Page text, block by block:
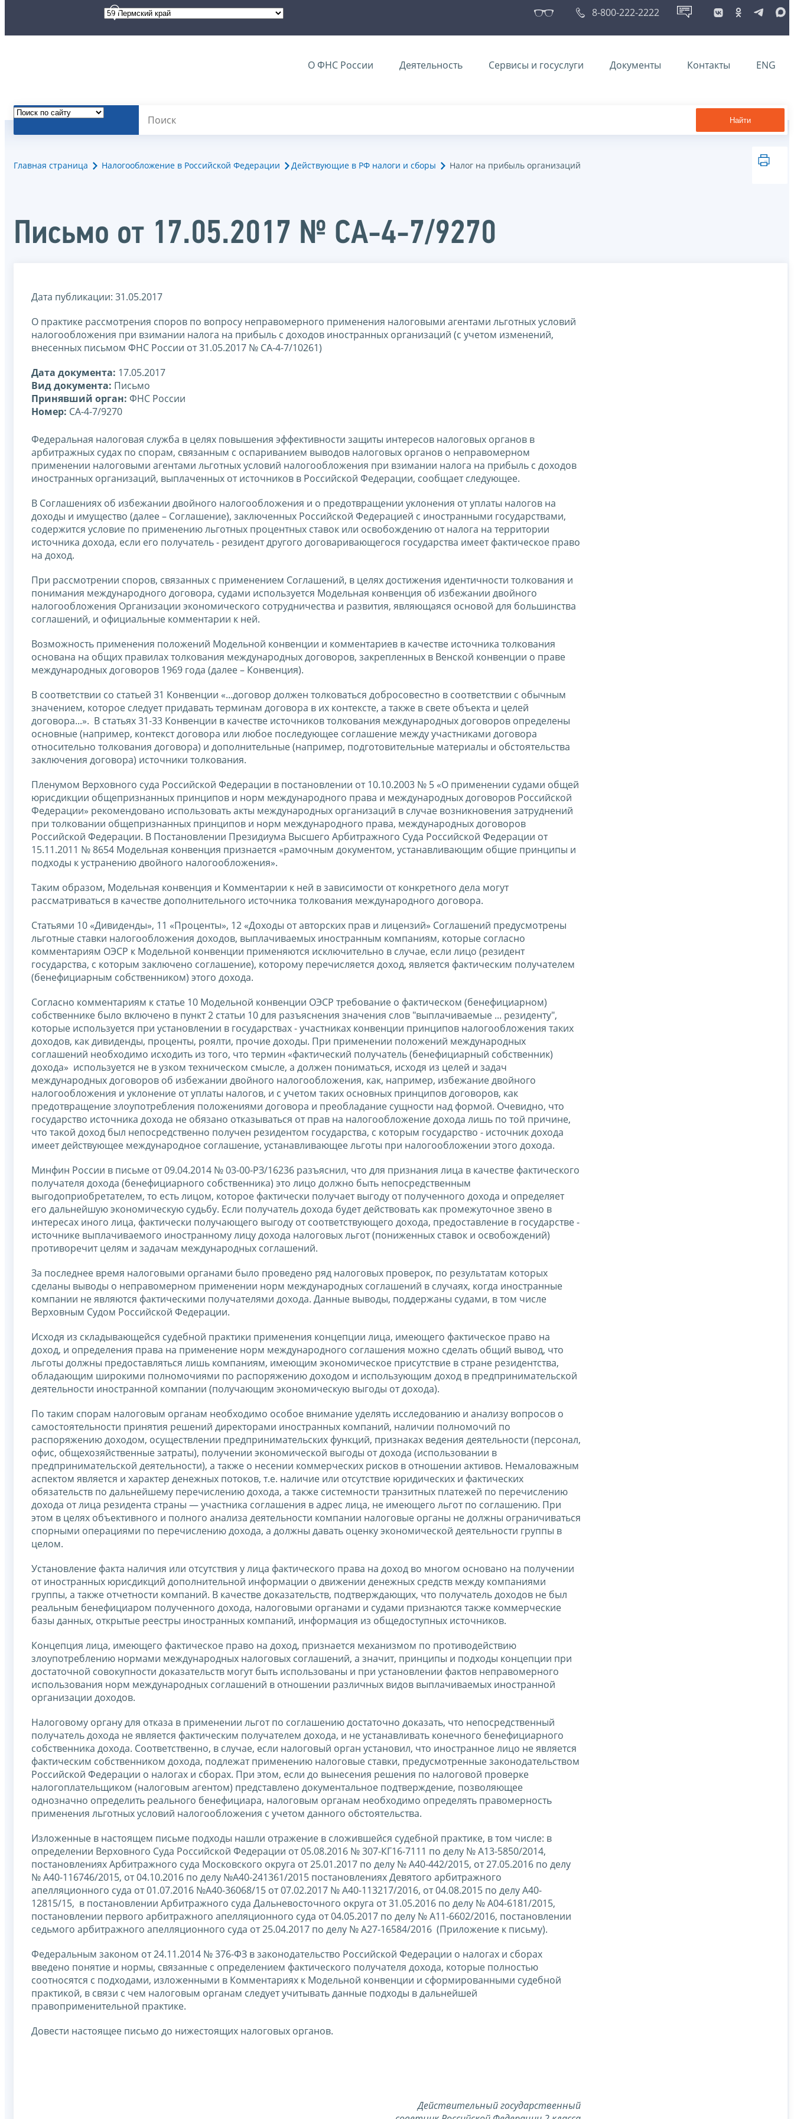
8-800-222-2222
О ФНС России Деятельность Сервисы и госуслуги Документы Контакты ENG
Найти
Главная страница Налогообложение в Российской Федерации Действующие в РФ налоги и сборы Налог на прибыль организаций
Письмо от 17.05.2017 № СА-4-7/9270
Дата публикации: 31.05.2017
О практике рассмотрения споров по вопросу неправомерного применения налоговыми агентами льготных условий
налогообложения при взимании налога на прибыль с доходов иностранных организаций (с учетом изменений,
внесенных письмом ФНС России от 31.05.2017 № СА-4-7/10261)
Дата документа: 17.05.2017
Вид документа: Письмо
Принявший орган: ФНС России
Номер: СА-4-7/9270
Федеральная налоговая служба в целях повышения эффективности защиты интересов налоговых органов в
арбитражных судах по спорам, связанным с оспариванием выводов налоговых органов о неправомерном
применении налоговыми агентами льготных условий налогообложения при взимании налога на прибыль с доходов
иностранных организаций, выплаченных от источников в Российской Федерации, сообщает следующее.
В Соглашениях об избежании двойного налогообложения и о предотвращении уклонения от уплаты налогов на
доходы и имущество (далее – Соглашение), заключенных Российской Федерацией с иностранными государствами,
содержится условие по применению льготных процентных ставок или освобождению от налога на территории
источника дохода, если его получатель - резидент другого договаривающегося государства имеет фактическое право
на доход.
При рассмотрении споров, связанных с применением Соглашений, в целях достижения идентичности толкования и
понимания международного договора, судами используется Модельная конвенция об избежании двойного
налогообложения Организации экономического сотрудничества и развития, являющаяся основой для большинства
соглашений, и официальные комментарии к ней.
Возможность применения положений Модельной конвенции и комментариев в качестве источника толкования
основана на общих правилах толкования международных договоров, закрепленных в Венской конвенции о праве
международных договоров 1969 года (далее – Конвенция).
В соответствии со статьей 31 Конвенции «...договор должен толковаться добросовестно в соответствии с обычным
значением, которое следует придавать терминам договора в их контексте, а также в свете объекта и целей
договора...». В статьях 31-33 Конвенции в качестве источников толкования международных договоров определены
основные (например, контекст договора или любое последующее соглашение между участниками договора
относительно толкования договора) и дополнительные (например, подготовительные материалы и обстоятельства
заключения договора) источники толкования.
Пленумом Верховного суда Российской Федерации в постановлении от 10.10.2003 № 5 «О применении судами общей
юрисдикции общепризнанных принципов и норм международного права и международных договоров Российской
Федерации» рекомендовано использовать акты международных организаций в случае возникновения затруднений
при толковании общепризнанных принципов и норм международного права, международных договоров
Российской Федерации. В Постановлении Президиума Высшего Арбитражного Суда Российской Федерации от
15.11.2011 № 8654 Модельная конвенция признается «рамочным документом, устанавливающим общие принципы и
подходы к устранению двойного налогообложения».
Таким образом, Модельная конвенция и Комментарии к ней в зависимости от конкретного дела могут
рассматриваться в качестве дополнительного источника толкования международного договора.
Статьями 10 «Дивиденды», 11 «Проценты», 12 «Доходы от авторских прав и лицензий» Соглашений предусмотрены
льготные ставки налогообложения доходов, выплачиваемых иностранным компаниям, которые согласно
комментариям ОЭСР к Модельной конвенции применяются исключительно в случае, если лицо (резидент
государства, с которым заключено соглашение), которому перечисляется доход, является фактическим получателем
(бенефициарным собственником) этого дохода.
Согласно комментариям к статье 10 Модельной конвенции ОЭСР требование о фактическом (бенефициарном)
собственнике было включено в пункт 2 статьи 10 для разъяснения значения слов "выплачиваемые ... резиденту",
которые используется при установлении в государствах - участниках конвенции принципов налогообложения таких
доходов, как дивиденды, проценты, роялти, прочие доходы. При применении положений международных
соглашений необходимо исходить из того, что термин «фактический получатель (бенефициарный собственник)
дохода» используется не в узком техническом смысле, а должен пониматься, исходя из целей и задач
международных договоров об избежании двойного налогообложения, как, например, избежание двойного
налогообложения и уклонение от уплаты налогов, и с учетом таких основных принципов договоров, как
предотвращение злоупотребления положениями договора и преобладание сущности над формой. Очевидно, что
государство источника дохода не обязано отказываться от прав на налогообложение дохода лишь по той причине,
что такой доход был непосредственно получен резидентом государства, с которым государство - источник дохода
имеет действующее международное соглашение, устанавливающее льготы при налогообложении этого дохода.
Минфин России в письме от 09.04.2014 № 03-00-РЗ/16236 разъяснил, что для признания лица в качестве фактического
получателя дохода (бенефициарного собственника) это лицо должно быть непосредственным
выгодоприобретателем, то есть лицом, которое фактически получает выгоду от полученного дохода и определяет
его дальнейшую экономическую судьбу. Если получатель дохода будет действовать как промежуточное звено в
интересах иного лица, фактически получающего выгоду от соответствующего дохода, предоставление в государстве -
источнике выплачиваемого иностранному лицу дохода налоговых льгот (пониженных ставок и освобождений)
противоречит целям и задачам международных соглашений.
За последнее время налоговыми органами было проведено ряд налоговых проверок, по результатам которых
сделаны выводы о неправомерном применении норм международных соглашений в случаях, когда иностранные
компании не являются фактическими получателями дохода. Данные выводы, поддержаны судами, в том числе
Верховным Судом Российской Федерации.
Исходя из складывающейся судебной практики применения концепции лица, имеющего фактическое право на
доход, и определения права на применение норм международного соглашения можно сделать общий вывод, что
льготы должны предоставляться лишь компаниям, имеющим экономическое присутствие в стране резидентства,
обладающим широкими полномочиями по распоряжению доходом и использующим доход в предпринимательской
деятельности иностранной компании (получающим экономическую выгоды от дохода).
По таким спорам налоговым органам необходимо особое внимание уделять исследованию и анализу вопросов о
самостоятельности принятия решений директорами иностранных компаний, наличии полномочий по
распоряжению доходом, осуществлении предпринимательских функций, признаках ведения деятельности (персонал,
офис, общехозяйственные затраты), получении экономической выгоды от дохода (использовании в
предпринимательской деятельности), а также о несении коммерческих рисков в отношении активов. Немаловажным
аспектом является и характер денежных потоков, т.е. наличие или отсутствие юридических и фактических
обязательств по дальнейшему перечислению дохода, а также системности транзитных платежей по перечислению
дохода от лица резидента страны — участника соглашения в адрес лица, не имеющего льгот по соглашению. При
этом в целях объективного и полного анализа деятельности компании налоговые органы не должны ограничиваться
спорными операциями по перечислению дохода, а должны давать оценку экономической деятельности группы в
целом.
Установление факта наличия или отсутствия у лица фактического права на доход во многом основано на получении
от иностранных юрисдикций дополнительной информации о движении денежных средств между компаниями
группы, а также отчетности компаний. В качестве доказательств, подтверждающих, что получатель доходов не был
реальным бенефициаром полученного дохода, налоговыми органами и судами признаются также коммерческие
базы данных, открытые реестры иностранных компаний, информация из общедоступных источников.
Концепция лица, имеющего фактическое право на доход, признается механизмом по противодействию
злоупотреблению нормами международных налоговых соглашений, а значит, принципы и подходы концепции при
достаточной совокупности доказательств могут быть использованы и при установлении фактов неправомерного
использования норм международных соглашений в отношении различных видов выплачиваемых иностранной
организации доходов.
Налоговому органу для отказа в применении льгот по соглашению достаточно доказать, что непосредственный
получатель дохода не является фактическим получателем дохода, и не устанавливать конечного бенефициарного
собственника дохода. Соответственно, в случае, если налоговый орган установил, что иностранное лицо не является
фактическим собственником дохода, подлежат применению налоговые ставки, предусмотренные законодательством
Российской Федерации о налогах и сборах. При этом, если до вынесения решения по налоговой проверке
налогоплательщиком (налоговым агентом) представлено документальное подтверждение, позволяющее
однозначно определить реального бенефициара, налоговым органам необходимо определять правомерность
применения льготных условий налогообложения с учетом данного обстоятельства.
Изложенные в настоящем письме подходы нашли отражение в сложившейся судебной практике, в том числе: в
определении Верховного Суда Российской Федерации от 05.08.2016 № 307-КГ16-7111 по делу № А13-5850/2014,
постановлениях Арбитражного суда Московского округа от 25.01.2017 по делу № А40-442/2015, от 27.05.2016 по делу
№ А40-116746/2015, от 04.10.2016 по делу №А40-241361/2015 постановлениях Девятого арбитражного
апелляционного суда от 01.07.2016 №А40-36068/15 от 07.02.2017 № А40-113217/2016, от 04.08.2015 по делу А40-
12815/15, в постановлении Арбитражного суда Дальневосточного округа от 31.05.2016 по делу № А04-6181/2015,
постановлении первого арбитражного апелляционного суда от 04.05.2017 по делу № А11-6602/2016, постановлении
седьмого арбитражного апелляционного суда от 25.04.2017 по делу № А27-16584/2016 (Приложение к письму).
Федеральным законом от 24.11.2014 № 376-ФЗ в законодательство Российской Федерации о налогах и сборах
введено понятие и нормы, связанные с определением фактического получателя дохода, которые полностью
соотносятся с подходами, изложенными в Комментариях к Модельной конвенции и сформированными судебной
практикой, в связи с чем налоговым органам следует учитывать данные подходы в дальнейшей
правоприменительной практике.
Довести настоящее письмо до нижестоящих налоговых органов.
Действительный государственный